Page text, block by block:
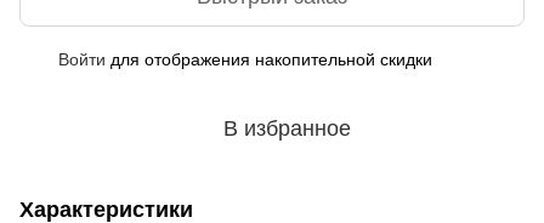
Войти для отображения накопительной скидки
В избранное
Характеристики